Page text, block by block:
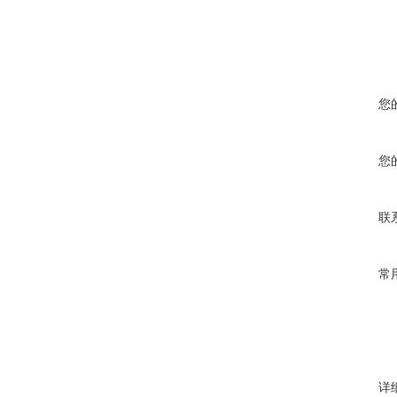
您
您
联
常
详